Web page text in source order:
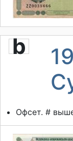
b
Офсет. #